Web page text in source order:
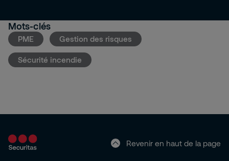
Mots-clés
PME Gestion des risques
Sécurité incendie
Revenir en haut de la page